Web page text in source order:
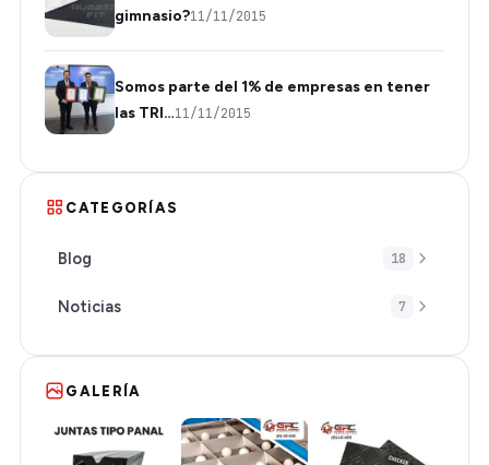
gimnasio?11/11/2015
Somos parte del 1% de empresas en tener
las TRI…11/11/2015
CATEGORÍAS
Blog 18
Noticias 7
GALERÍA